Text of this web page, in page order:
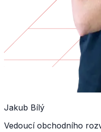
Jakub Bílý
Vedoucí obchodního